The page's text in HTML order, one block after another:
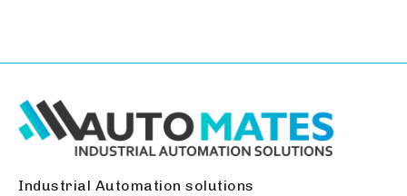
Industrial Automation solutions